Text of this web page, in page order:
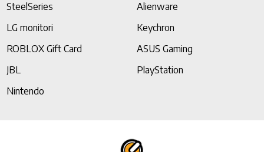
SteelSeries
Alienware
LG monitori
Keychron
ROBLOX Gift Card
ASUS Gaming
JBL
PlayStation
Nintendo